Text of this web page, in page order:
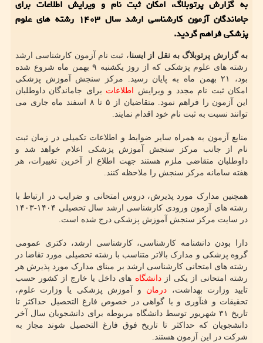
به گزارش پرتوبلاگ، امکان ثبت نام و ویرایش اطلاعات برای
جاماندگان آزمون کارشناسی ارشد سال ۱۴۰۳ رشته های علوم
پزشکی فراهم گردید.
به گزارش پرتوبلاگ به نقل از ایسنا، ثبت نام آزمون کارشناسی ارشد
رشته های علوم پزشکی که از روز یکشنبه ۹ بهمن ماه شروع شده
بود، ۲۱ بهمن ماه به پایان رسید. مرکز سنجش آموزش پزشکی
امکان ثبت نام مجدد و ویرایش اطلاعات برای جاماندگان داوطلبان
این آزمون را فراهم نمود. متقاضیان از ۵ تا ۸ اسفند ماه جاری می
توانند نسبت به ثبت نام خود اقدام نمایند.
منابع آزمون به همراه سایر ضوابط و اطلاعات تکمیلی در زمان ثبت
نام از جانب مرکز سنجش آموزش پزشکی اعلام خواهد شد و
داوطلبان متقاضی ملزم هستند جهت اطلاع از آخرین تغییرات، هر
هفته سامانه مرکز سنجش را ملاحظه کنند.
همچنین مدارک مورد پذیرش، دروس امتحانی و ضرایب در ارتباط با
رشته های آزمون ورودی کارشناسی ارشد سال تحصیلی ۱۴۰۴-۱۴۰۳
در سایت مرکز سنجش آموزش پزشکی درج شده است.
دارا بودن دانشنامه کارشناسی، کارشناسی ارشد، دکتری عمومی
گروه پزشکی و مدارک بالاتر متناسب با رشته تحصیلی مورد تقاضا در
رشته های امتحانی کارشناسی ارشد بر مبنای مدارک مورد پذیرش هر
رشته امتحانی از یکی ازدانشگاه های داخل یا خارج از کشور حسب
تایید وزارت بهداشت، درمان و آموزش پزشکی یا وزارت علوم،
تحقیقات و فنآوری و یا گواهی در خصوص فارغ التحصیل حداکثر تا
تاریخ ۳۱ شهریور توسط دانشگاه مربوطه برای دانشجویان سال آخر
دانشجویان که حداکثر تا تاریخ فوق فارغ التحصیل شوند مجاز به
شرکت در این آزمون هستند.